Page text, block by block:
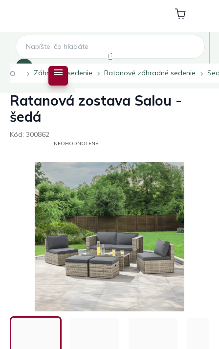
Nákupný
košík
DomovZáhradné sedenie Ratanové záhradné sedenie
Ratanová zostava Salou -
šedá
Kód: 300862
PRIEMERNÉ
HVIEZDIČIEK.
NEOHODNOTENÉ